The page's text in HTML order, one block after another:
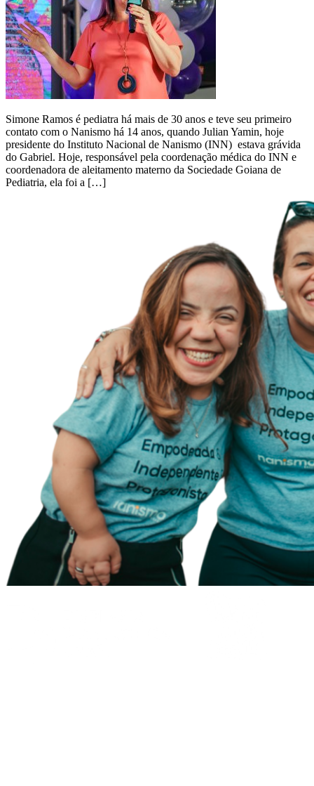
Simone Ramos é pediatra há mais de 30 anos e teve seu primeiro
contato com o Nanismo há 14 anos, quando Julian Yamin, hoje
presidente do Instituto Nacional de Nanismo (INN) estava grávida
do Gabriel. Hoje, responsável pela coordenação médica do INN e
coordenadora de aleitamento materno da Sociedade Goiana de
Pediatria, ela foi a […]